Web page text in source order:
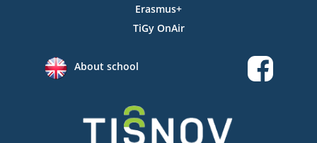
Erasmus+
TiGy OnAir
About school